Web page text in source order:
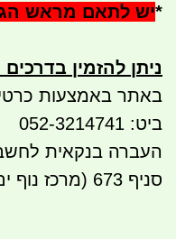
*יש לתאם מראש
ניתן להזמין
באתר באמצעות
ביט: 052-3214741
סניף 673 (מרכז נוף ים אור עקיבא)